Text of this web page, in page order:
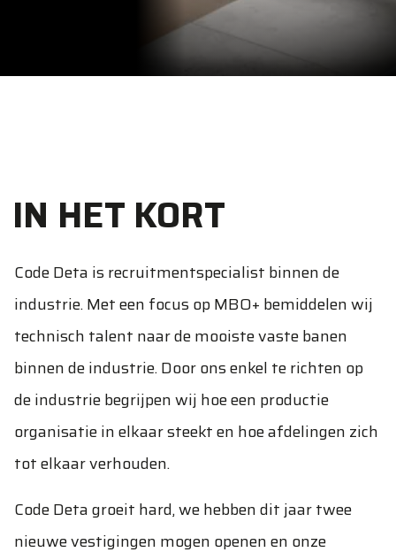
IN HET KORT
Code Deta is recruitmentspecialist binnen de
industrie. Met een focus op MBO+ bemiddelen wij
technisch talent naar de mooiste vaste banen
binnen de industrie. Door ons enkel te richten op
de industrie begrijpen wij hoe een productie
organisatie in elkaar steekt en hoe afdelingen zich
tot elkaar verhouden.
Code Deta groeit hard, we hebben dit jaar twee
nieuwe vestigingen mogen openen en onze